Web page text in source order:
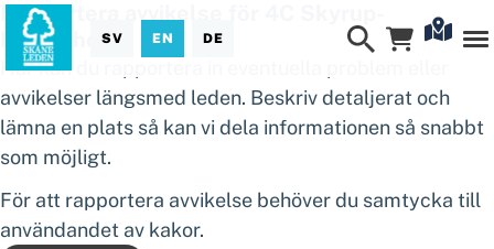
SV EN DE
Rapportera avvikelse för 4C Skyrup-
Hässleholm
Här kan du rapportera in eventuella problem eller
avvikelser längsmed leden. Beskriv detaljerat och
lämna en plats så kan vi dela informationen så snabbt
som möjligt.
För att rapportera avvikelse behöver du samtycka till
användandet av kakor.